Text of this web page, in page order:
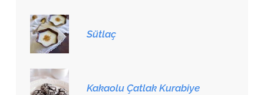
Sütlaç
Kakaolu Çatlak Kurabiye